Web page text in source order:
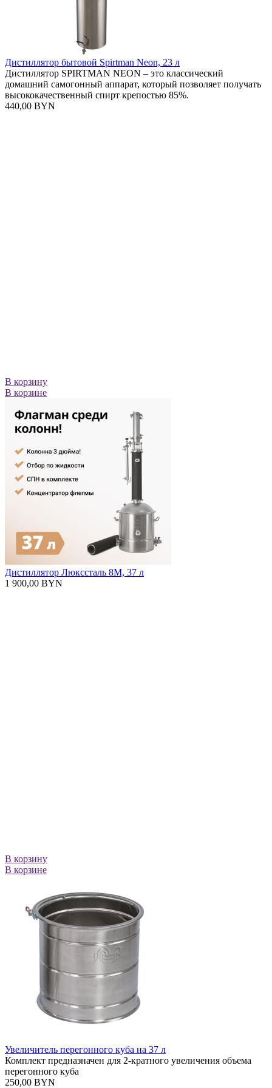
Дистиллятор бытовой Spirtman Neon, 23 л
Дистиллятор SPIRTMAN NEON – это классический
домашний самогонный аппарат, который позволяет получать
высококачественный спирт крепостью 85%.
440,00 BYN
В корзину
В корзине
Дистиллятор Люкссталь 8М, 37 л
1 900,00 BYN
В корзину
В корзине
Увеличитель перегонного куба на 37 л
Комплект предназначен для 2-кратного увеличения объема
перегонного куба
250,00 BYN